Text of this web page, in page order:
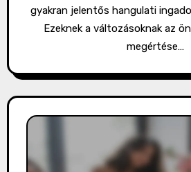
gyakran jelentős hangulati
Ezeknek a változásoknak az
megértése…